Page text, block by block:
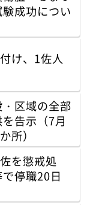
成功につい
け、1佐人
区域の全部
告示（7月
所）
を懲戒処
停職20日